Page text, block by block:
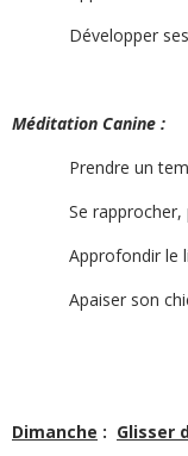
Développer ses
Méditation Canine :
Prendre un temps
Se rapprocher,
Approfondir le lien
Apaiser son
Dimanche : Glisser